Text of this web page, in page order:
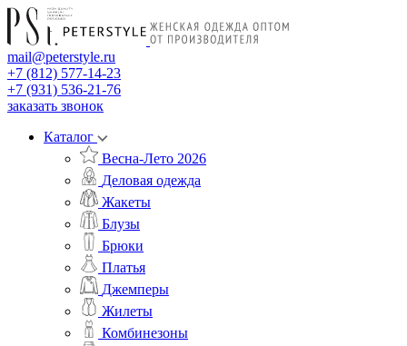
mail@peterstyle.ru
+7 (812) 577-14-23
+7 (931) 536-21-76
заказать звонок
Каталог
Весна-Лето 2026
Деловая одежда
Жакеты
Блузы
Брюки
Платья
Джемперы
Жилеты
Комбинезоны